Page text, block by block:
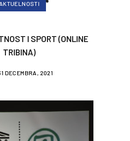
I SPORT (ONLINE
TRIBINA)
DECEMBRA, 2021